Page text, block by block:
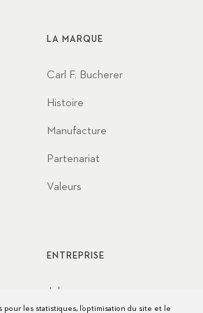
LA MARQUE
Carl F. Bucherer
Histoire
Manufacture
Partenariat
Valeurs
ENTREPRISE
Jobs
pour les statistiques, l’optimisation du site et le